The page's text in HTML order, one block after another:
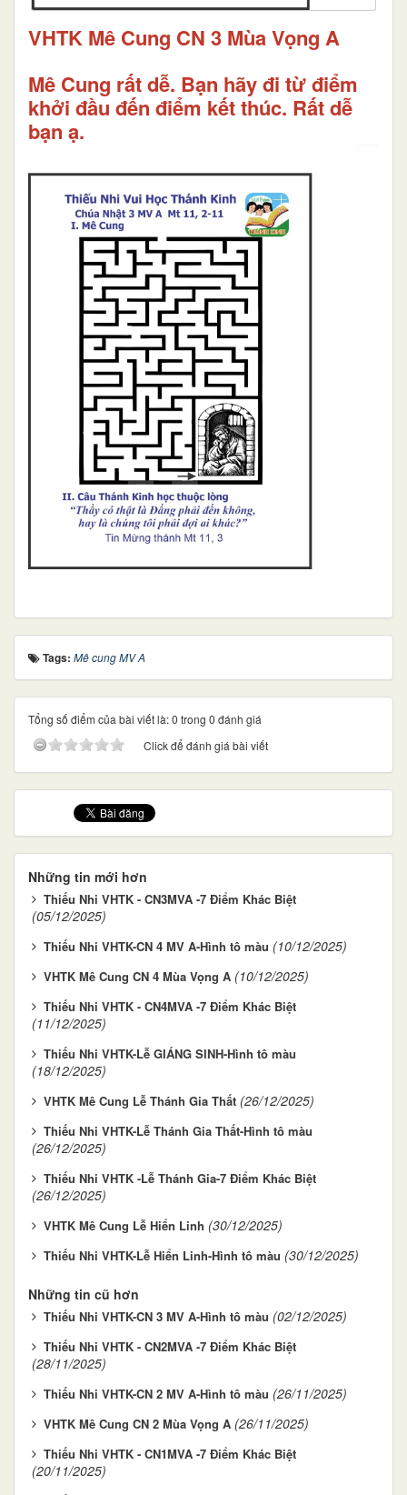
VHTK Mê Cung CN 3 Mùa Vọng A
Mê Cung rất dễ. Bạn hãy đi từ điểm
khởi đầu đến điểm kết thúc. Rất dễ
bạn ạ.
Tags: Mê cung MV A
Tổng số điểm của bài viết là: 0 trong 0 đánh giá
Click để đánh giá bài viết
Những tin mới hơn
Thiếu Nhi VHTK - CN3MVA -7 Điểm Khác Biệt
(05/12/2025)
Thiếu Nhi VHTK-CN 4 MV A-Hình tô màu (10/12/2025)
VHTK Mê Cung CN 4 Mùa Vọng A (10/12/2025)
Thiếu Nhi VHTK - CN4MVA -7 Điểm Khác Biệt
(11/12/2025)
Thiếu Nhi VHTK-Lễ GIÁNG SINH-Hình tô màu
(18/12/2025)
VHTK Mê Cung Lễ Thánh Gia Thất (26/12/2025)
Thiếu Nhi VHTK-Lễ Thánh Gia Thất-Hình tô màu
(26/12/2025)
Thiếu Nhi VHTK -Lễ Thánh Gia-7 Điểm Khác Biệt
(26/12/2025)
VHTK Mê Cung Lễ Hiển Linh (30/12/2025)
Thiếu Nhi VHTK-Lễ Hiển Linh-Hình tô màu (30/12/2025)
Những tin cũ hơn
Thiếu Nhi VHTK-CN 3 MV A-Hình tô màu (02/12/2025)
Thiếu Nhi VHTK - CN2MVA -7 Điểm Khác Biệt
(28/11/2025)
Thiếu Nhi VHTK-CN 2 MV A-Hình tô màu (26/11/2025)
VHTK Mê Cung CN 2 Mùa Vọng A (26/11/2025)
Thiếu Nhi VHTK - CN1MVA -7 Điểm Khác Biệt
(20/11/2025)